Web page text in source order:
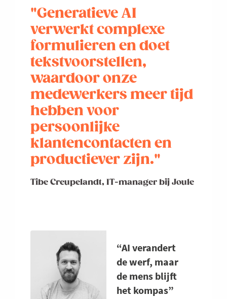
"Generatieve AI
verwerkt complexe
formulieren en doet
tekstvoorstellen,
waardoor onze
medewerkers meer tijd
hebben voor
persoonlijke
klantencontacten en
productiever zijn."
Tibe Creupelandt, IT-manager bij Joule
“AI verandert
de werf, maar
de mens blijft
het kompas”